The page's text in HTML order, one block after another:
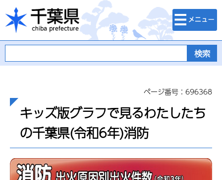
千葉県
検索・メニュ
ー
ページ番号：696368
キッズ版グラフで見るわたしたち
の千葉県(令和6年)消防